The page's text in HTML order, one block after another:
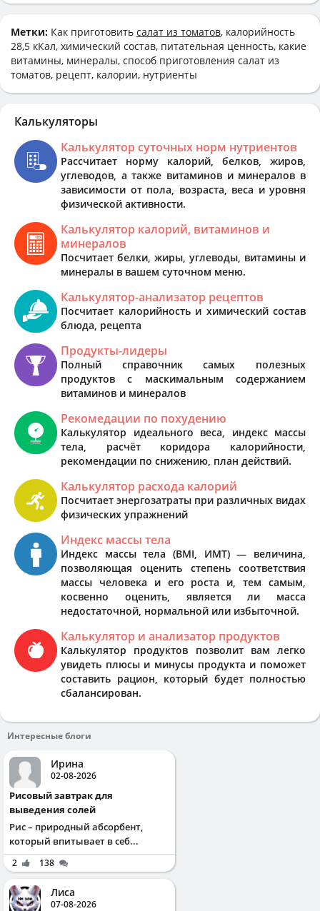
Метки: Как приготовить салат из томатов, калорийность
28,5 кКал, химический состав, питательная ценность, какие
витамины, минералы, способ приготовления салат из
томатов, рецепт, калории, нутриенты
Калькуляторы
Калькулятор суточных норм нутриентов
Рассчитает норму калорий, белков, жиров,
углеводов, а также витаминов и минералов в
зависимости от пола, возраста, веса и уровня
физической активности.
Калькулятор калорий, витаминов и
минералов
Посчитает белки, жиры, углеводы, витамины и
минералы в вашем суточном меню.
Калькулятор-анализатор рецептов
Посчитает калорийность и химический состав
блюда, рецепта
Продукты-лидеры
Полный справочник самых полезных
продуктов с маскимальным содержанием
витаминов и минералов
Рекомедации по похудению
Калькулятор идеального веса, индекс массы
тела, расчёт коридора калорийности,
рекомендации по снижению, план действий.
Калькулятор расхода калорий
Посчитает энергозатраты при различных видах
физических упражнений
Индекс массы тела
Индекс массы тела (BMI, ИМТ) — величина,
позволяющая оценить степень соответствия
массы человека и его роста и, тем самым,
косвенно оценить, является ли масса
недостаточной, нормальной или избыточной.
Калькулятор и анализатор продуктов
Калькулятор продуктов позволит вам легко
увидеть плюсы и минусы продукта и поможет
составить рацион, который будет полностью
сбалансирован.
Интересные блоги
Ирина
02-08-2026
Рисовый завтрак для
выведения солей
Рис – природный абсорбент,
который впитывает в себ...
2 138
Лиса
07-08-2026